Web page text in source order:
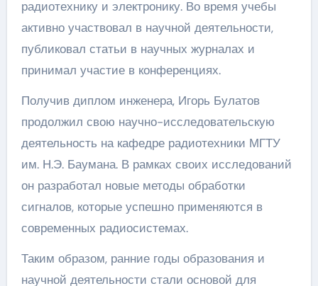
радиотехнику и электронику. Во время учебы
активно участвовал в научной деятельности,
публиковал статьи в научных журналах и
принимал участие в конференциях.
Получив диплом инженера, Игорь Булатов
продолжил свою научно-исследовательскую
деятельность на кафедре радиотехники МГТУ
им. Н.Э. Баумана. В рамках своих исследований
он разработал новые методы обработки
сигналов, которые успешно применяются в
современных радиосистемах.
Таким образом, ранние годы образования и
научной деятельности стали основой для